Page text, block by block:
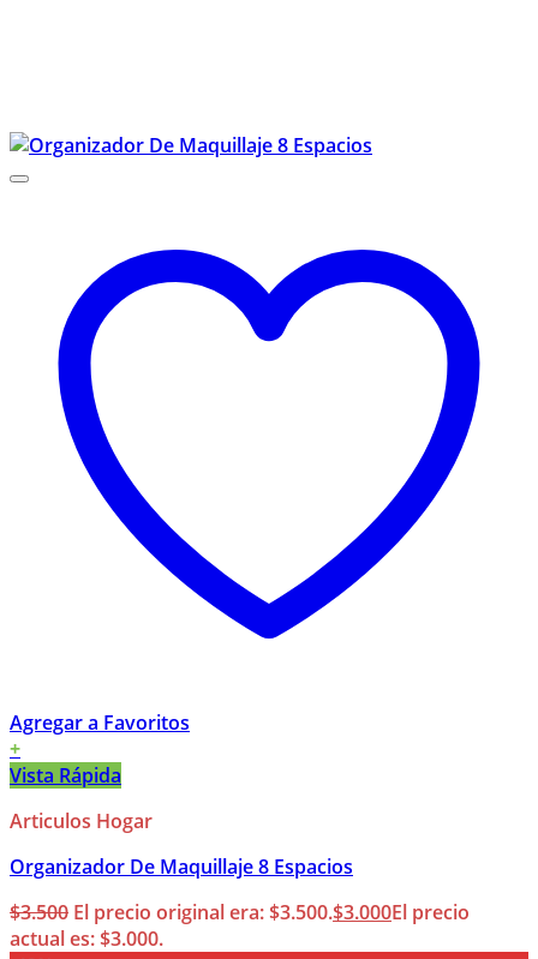
Agregar a Favoritos
+
Vista Rápida
Articulos Hogar
Organizador De Maquillaje 8 Espacios
$3.500 El precio original era: $3.500.$3.000El precio
actual es: $3.000.